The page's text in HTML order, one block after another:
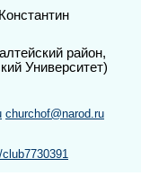
район,
Университет)
churchof@narod.ru